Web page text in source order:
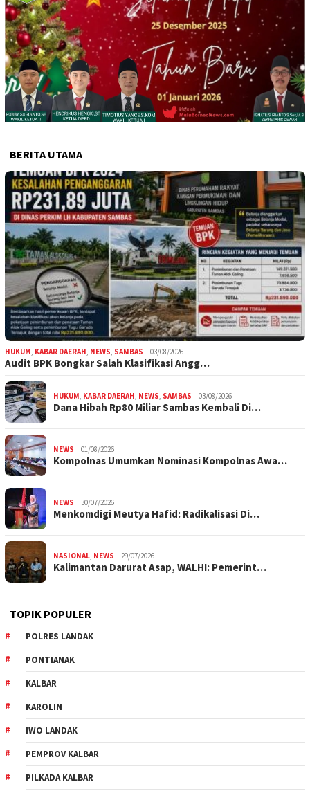
BERITA UTAMA
HUKUM KABAR DAERAH NEWS SAMBAS 03/08/2026
Audit BPK Bongkar Salah Klasifikasi Angg…
HUKUM KABAR DAERAH NEWS SAMBAS 03/08/2026
Dana Hibah Rp80 Miliar Sambas Kembali Di…
NEWS 01/08/2026
Kompolnas Umumkan Nominasi Kompolnas Awa…
NEWS 30/07/2026
Menkomdigi Meutya Hafid: Radikalisasi Di…
NASIONAL NEWS 29/07/2026
Kalimantan Darurat Asap, WALHI: Pemerint…
TOPIK POPULER
POLRES LANDAK
PONTIANAK
KALBAR
KAROLIN
IWO LANDAK
PEMPROV KALBAR
PILKADA KALBAR